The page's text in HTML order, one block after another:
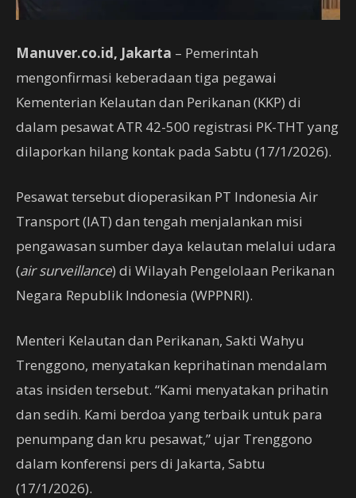
Manuver.co.id, Jakarta – Pemerintah
mengonfirmasi keberadaan tiga pegawai
Kementerian Kelautan dan Perikanan (KKP) di
dalam pesawat ATR 42-500 registrasi PK-THT yang
dilaporkan hilang kontak pada Sabtu (17/1/2026).
Pesawat tersebut dioperasikan PT Indonesia Air
Transport (IAT) dan tengah menjalankan misi
pengawasan sumber daya kelautan melalui udara
(air surveillance) di Wilayah Pengelolaan Perikanan
Negara Republik Indonesia (WPPNRI).
Menteri Kelautan dan Perikanan, Sakti Wahyu
Trenggono, menyatakan keprihatinan mendalam
atas insiden tersebut. “Kami menyatakan prihatin
dan sedih. Kami berdoa yang terbaik untuk para
penumpang dan kru pesawat,” ujar Trenggono
dalam konferensi pers di Jakarta, Sabtu
(17/1/2026).